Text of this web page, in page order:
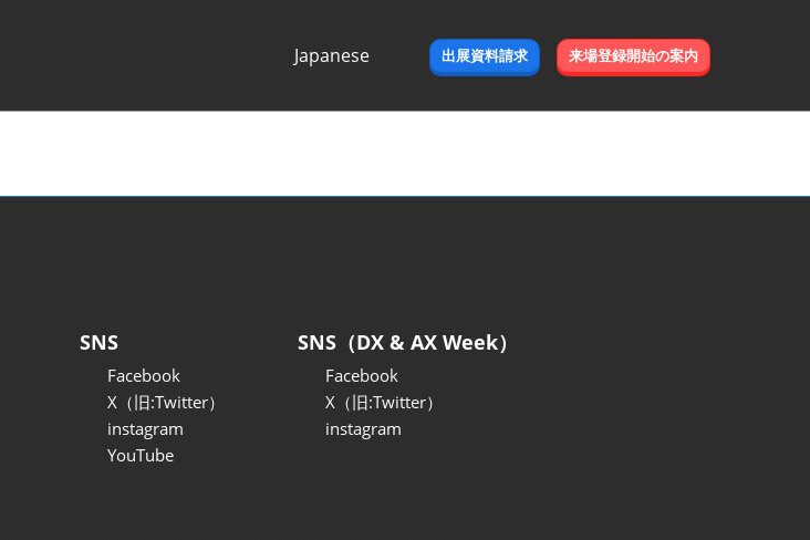
Japanese
出展資料請求 来場登録開始の案内
SNS
Facebook
X（旧:Twitter）
instagram
YouTube
SNS（DX & AX Week）
Facebook
X（旧:Twitter）
instagram